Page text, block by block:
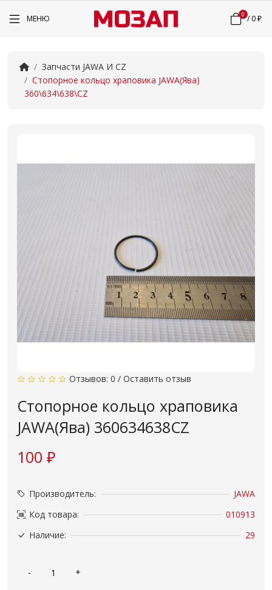
МЕНЮ 0 /0 ₽
Запчасти JAWA И CZ
Стопорное кольцо храповика JAWA(Ява)
360\634\638\CZ
Отзывов: 0 / Оставить отзыв
Стопорное кольцо храповика
JAWA(Ява) 360634638CZ
100 ₽
Производитель:
JAWA
Код товара:
010913
Наличие:
29